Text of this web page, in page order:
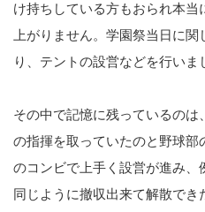
け持ちしている方もおられ本
上がりません。学園祭当日に
り、テントの設営などを行いま
その中で記憶に残っているの
の指揮を取っていたのと野球
のコンビで上手く設営が進み、
同じように撤収出来て解散で